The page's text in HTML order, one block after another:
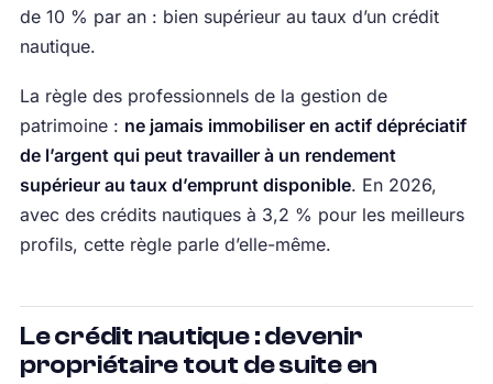
de 10 % par an : bien supérieur au taux d’un crédit
nautique.
La règle des professionnels de la gestion de
patrimoine : ne jamais immobiliser en actif dépréciatif
de l’argent qui peut travailler à un rendement
supérieur au taux d’emprunt disponible. En 2026,
avec des crédits nautiques à 3,2 % pour les meilleurs
profils, cette règle parle d’elle-même.
Le crédit nautique : devenir
propriétaire tout de suite en